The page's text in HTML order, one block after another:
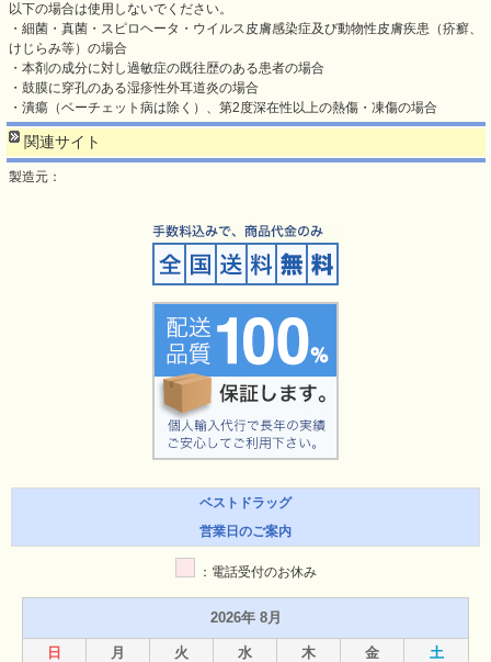
以下の場合は使用しないでください。
・細菌・真菌・スピロヘータ・ウイルス皮膚感染症及び動物性皮膚疾患（疥癬、
けじらみ等）の場合
・本剤の成分に対し過敏症の既往歴のある患者の場合
・鼓膜に穿孔のある湿疹性外耳道炎の場合
・潰瘍（ベーチェット病は除く）、第2度深在性以上の熱傷・凍傷の場合
関連サイト
製造元：
ベストドラッグ
営業日のご案内
：電話受付のお休み
2026年 8月
日 月 火 水 木 金
土